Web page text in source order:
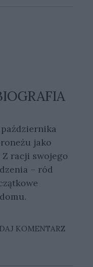
jako
racji swojego
– ród
KOMENTARZ